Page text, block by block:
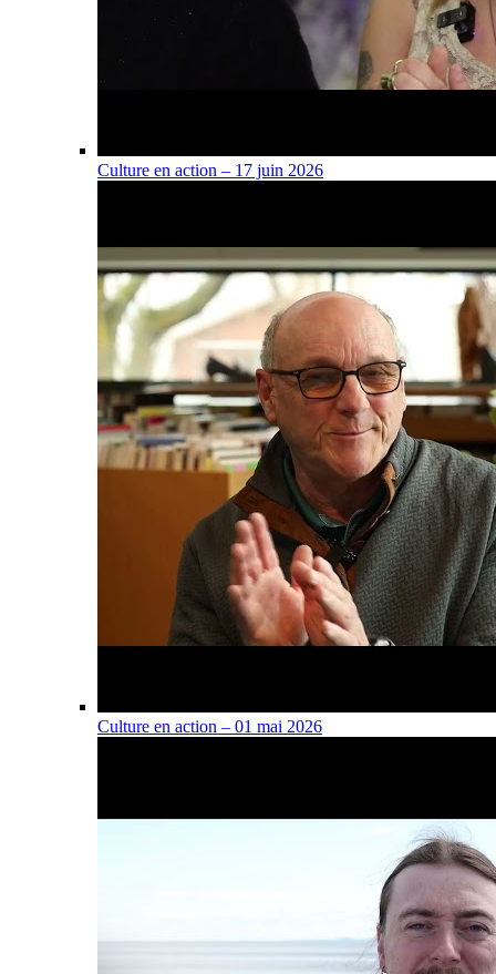
Culture en action – 17 juin 2026
Culture en action – 01 mai 2026